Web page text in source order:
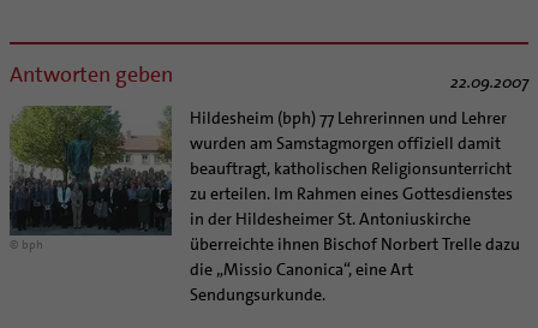
Antworten geben 22.09.2007
© bph
Hildesheim (bph) 77 Lehrerinnen und Lehrer
wurden am Samstagmorgen offiziell damit
beauftragt, katholischen Religionsunterricht
zu erteilen. Im Rahmen eines Gottesdienstes
in der Hildesheimer St. Antoniuskirche
überreichte ihnen Bischof Norbert Trelle dazu
die „Missio Canonica“, eine Art
Sendungsurkunde.